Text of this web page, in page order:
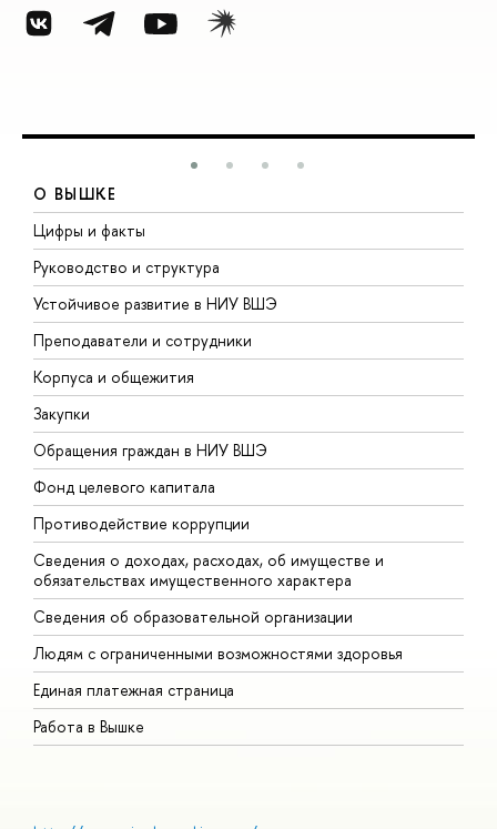
О ВЫШКЕ
Цифры и факты
Руководство и структура
Устойчивое развитие в НИУ ВШЭ
Преподаватели и сотрудники
Корпуса и общежития
Закупки
Обращения граждан в НИУ ВШЭ
Фонд целевого капитала
Противодействие коррупции
Сведения о доходах, расходах, об имуществе и
обязательствах имущественного характера
Сведения об образовательной организации
Людям с ограниченными возможностями здоровья
Единая платежная страница
Работа в Вышке